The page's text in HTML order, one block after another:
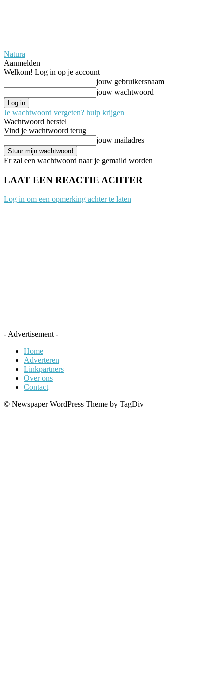
Natura
Aanmelden
Welkom! Log in op je account
jouw gebruikersnaam
jouw wachtwoord
Je wachtwoord vergeten? hulp krijgen
Wachtwoord herstel
Vind je wachtwoord terug
jouw mailadres
Er zal een wachtwoord naar je gemaild worden
LAAT EEN REACTIE ACHTER
Log in om een opmerking achter te laten
- Advertisement -
Home
Adverteren
Linkpartners
Over ons
Contact
© Newspaper WordPress Theme by TagDiv